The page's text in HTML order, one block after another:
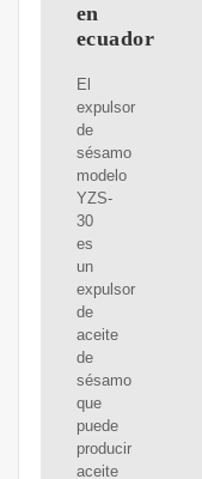
en
ecuador
El
expulsor
de
sésamo
modelo
YZS-
30
es
un
expulsor
de
aceite
de
sésamo
que
puede
producir
aceite